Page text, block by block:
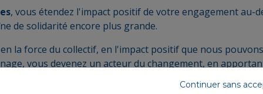
, vous étendez l'impact positif de votre engagement au-
de solidarité encore plus grande.
la force du collectif, en l'impact positif que nous
vous devenez un acteur du changement, en
Continuer sans